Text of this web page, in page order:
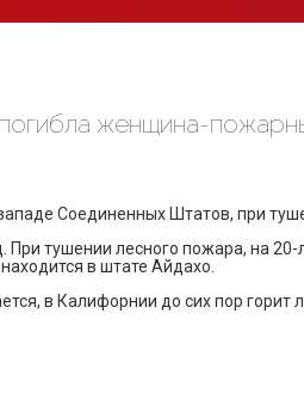
женщина-
Соединенных Штатов, при
тушении лесного пожара, на
в штате Айдахо.
в Калифорнии до сих пор